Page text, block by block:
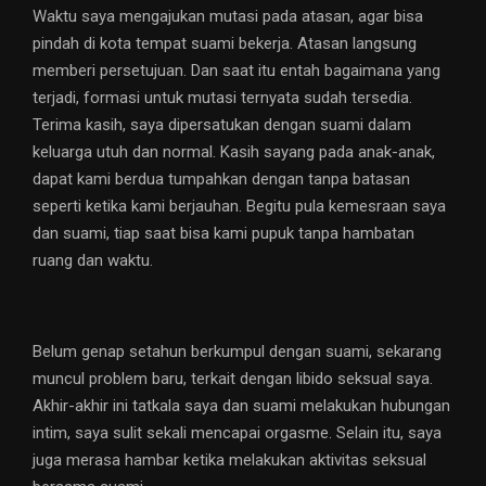
Waktu saya mengajukan mutasi pada atasan, agar bisa
pindah di kota tempat suami bekerja. Atasan langsung
memberi persetujuan. Dan saat itu entah bagaimana yang
terjadi, formasi untuk mutasi ternyata sudah tersedia.
Terima kasih, saya dipersatukan dengan suami dalam
keluarga utuh dan normal. Kasih sayang pada anak-anak,
dapat kami berdua tumpahkan dengan tanpa batasan
seperti ketika kami berjauhan. Begitu pula kemesraan saya
dan suami, tiap saat bisa kami pupuk tanpa hambatan
ruang dan waktu.
Belum genap setahun berkumpul dengan suami, sekarang
muncul problem baru, terkait dengan libido seksual saya.
Akhir-akhir ini tatkala saya dan suami melakukan hubungan
intim, saya sulit sekali mencapai orgasme. Selain itu, saya
juga merasa hambar ketika melakukan aktivitas seksual